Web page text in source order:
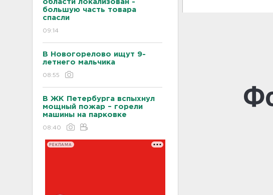
области локализован -
большую часть товара
спасли
09:14
В Новогорелово ищут 9-
летнего мальчика
08:55
В ЖК Петербурга вспыхнул
мощный пожар – горели
машины на парковке
08:40
РЕКЛАМА